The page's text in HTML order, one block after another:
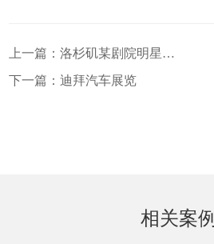
上一篇：洛杉矶某剧院明星演唱会
下一篇：迪拜汽车展览
相关案例